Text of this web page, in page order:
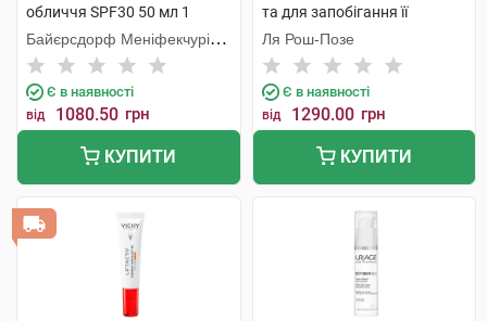
обличчя SPF30 50 мл 1
флакон
Байєрсдорф Меніфекчурінг
Познань
Є в наявності
від 1080.50 грн
КУПИТИ
та для запобігання її
повторній появі SPF30 40 мл
1 туба
Ля Рош-Позе
Є в наявності
від 1290.00 грн
КУПИТИ